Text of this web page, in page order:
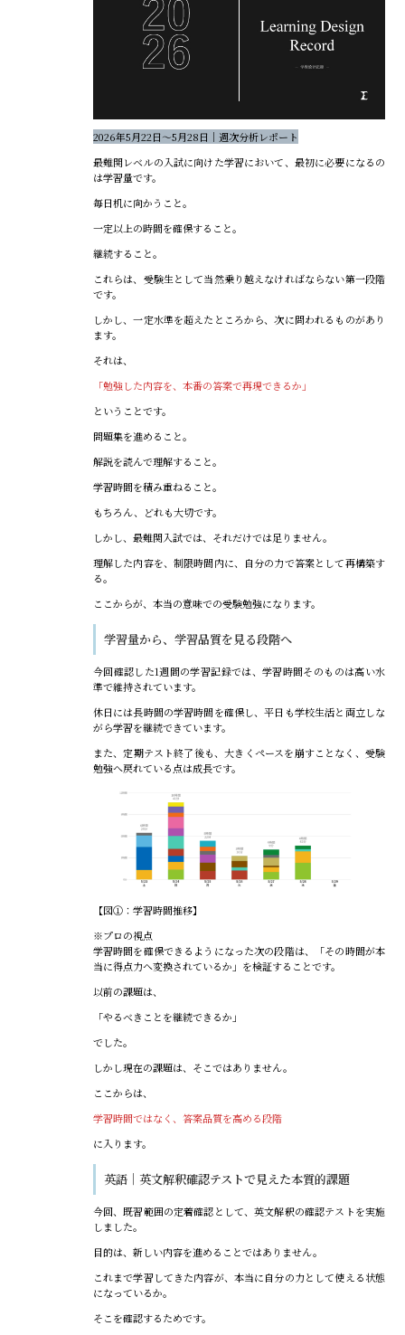
2026年5月22日〜5月28日｜週次分析レポート
最難関レベルの入試に向けた学習において、最初に必要になるの
は学習量です。
毎日机に向かうこと。
一定以上の時間を確保すること。
継続すること。
これらは、受験生として当然乗り越えなければならない第一段階
です。
しかし、一定水準を超えたところから、次に問われるものがあり
ます。
それは、
「勉強した内容を、本番の答案で再現できるか」
ということです。
問題集を進めること。
解説を読んで理解すること。
学習時間を積み重ねること。
もちろん、どれも大切です。
しかし、最難関入試では、それだけでは足りません。
理解した内容を、制限時間内に、自分の力で答案として再構築す
る。
ここからが、本当の意味での受験勉強になります。
学習量から、学習品質を見る段階へ
今回確認した1週間の学習記録では、学習時間そのものは高い水
準で維持されています。
休日には長時間の学習時間を確保し、平日も学校生活と両立しな
がら学習を継続できています。
また、定期テスト終了後も、大きくペースを崩すことなく、受験
勉強へ戻れている点は成長です。
【図①：学習時間推移】
※プロの視点
学習時間を確保できるようになった次の段階は、「その時間が本
当に得点力へ変換されているか」を検証することです。
以前の課題は、
「やるべきことを継続できるか」
でした。
しかし現在の課題は、そこではありません。
ここからは、
学習時間ではなく、答案品質を高める段階
に入ります。
英語｜英文解釈確認テストで見えた本質的課題
今回、既習範囲の定着確認として、英文解釈の確認テストを実施
しました。
目的は、新しい内容を進めることではありません。
これまで学習してきた内容が、本当に自分の力として使える状態
になっているか。
そこを確認するためです。